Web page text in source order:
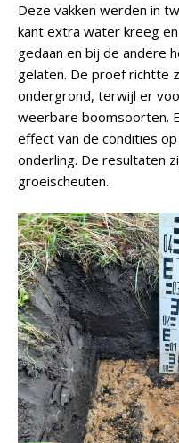
Deze vakken werden in
kant extra water kreeg
gedaan en bij de andere
gelaten. De proef richtte
ondergrond, terwijl er
weerbare boomsoorten.
effect van de condities
onderling. De resultaten
groeischeuten.